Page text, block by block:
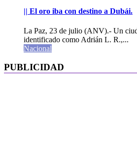
|| El oro iba con destino a Dubái.
La Paz, 23 de julio (ANV).- Un
identificado como Adrián L. R.,...
Nacional
PUBLICIDAD